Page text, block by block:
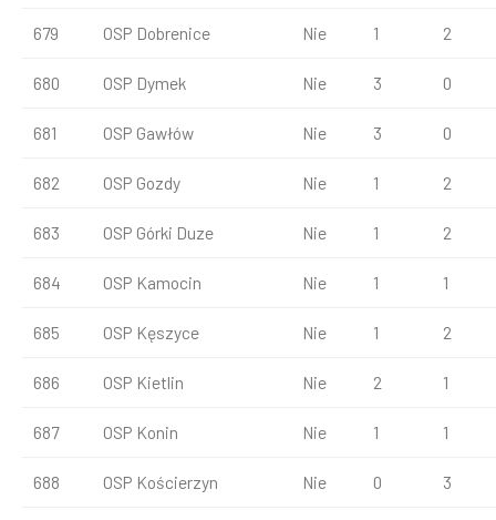
679 OSP Dobrenice Nie 1 2
680 OSP Dymek Nie 3 0
681 OSP Gawłów Nie 3 0
682 OSP Gozdy Nie 1 2
683 OSP Górki Duze Nie 1 2
684 OSP Kamocin Nie 1 1
685 OSP Kęszyce Nie 1 2
686 OSP Kietlin Nie 2 1
687 OSP Konin Nie 1 1
688 OSP Kościerzyn Nie 0 3